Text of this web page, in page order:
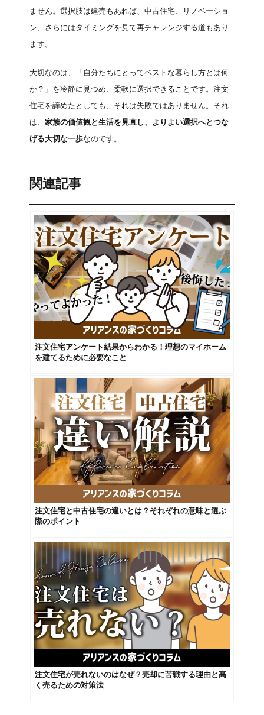
ません。選択肢は建売もあれば、中古住宅、リノベーショ
ン、さらにはタイミングを見て再チャレンジする道もあり
ます。
大切なのは、「自分たちにとってベストな暮らし方とは何
か？」を冷静に見つめ、柔軟に選択できることです。注文
住宅を諦めたとしても、それは失敗ではありません。それ
は、 家族の価値観と生活を見直し、よりよい選択へとつな
げる大切な一歩なのです。
関連記事
注文住宅アンケート結果からわかる！理想のマイホーム
を建てるために必要なこと
注文住宅と中古住宅の違いとは？それぞれの意味と選ぶ
際のポイント
注文住宅が売れないのはなぜ？売却に苦戦する理由と高
く売るための対策法